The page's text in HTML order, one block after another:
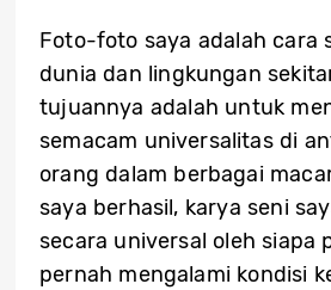
Foto-foto saya adalah cara
dunia dan lingkungan
tujuannya adalah untuk
semacam universalitas di
orang dalam berbagai
saya berhasil, karya seni
secara universal oleh siapa
pernah mengalami kondisi